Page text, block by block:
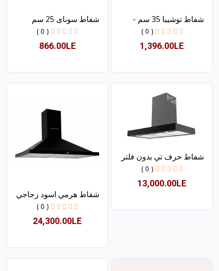
شفاط توشيبا 35 سم -
( 0 )
1,396.00LE
شفاط سوناى 25 سم
بالشبك...
( 0 )
866.00LE
شفاط حرف تي بدون فلتر
( 0 )
13,000.00LE
شفاط هرمي اسود زجاجي
( 0 )
24,300.00LE